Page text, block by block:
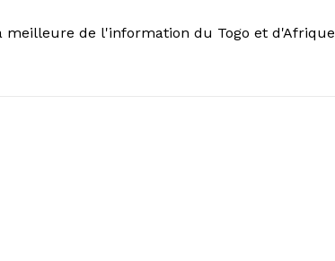
meilleure de l'information du Togo et d'Afrique